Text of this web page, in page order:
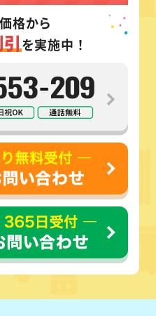
格から
を実施中！